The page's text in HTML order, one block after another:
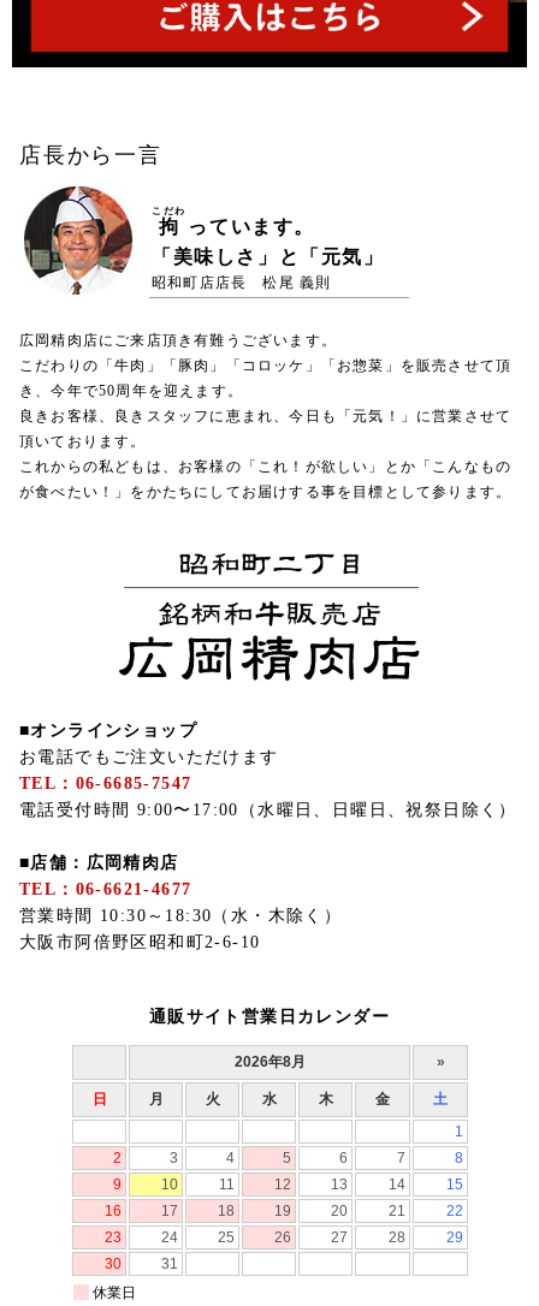
店長から一言
拘
こだわ
っています。
「美味しさ」と「元気」
昭和町店店長 松尾 義則
広岡精肉店にご来店頂き有難うございます。
こだわりの「牛肉」「豚肉」「コロッケ」「お惣菜」を販売させて頂
き、今年で50周年を迎えます。
良きお客様、良きスタッフに恵まれ、今日も「元気！」に営業させて
頂いております。
これからの私どもは、お客様の「これ！が欲しい」とか「こんなもの
が食べたい！」をかたちにしてお届けする事を目標として参ります。
■オンラインショップ
お電話でもご注文いただけます
TEL：06-6685-7547
電話受付時間 9:00〜17:00（水曜日、日曜日、祝祭日除く）
■店舗：広岡精肉店
TEL：06-6621-4677
営業時間 10:30～18:30（水・木除く）
大阪市阿倍野区昭和町2-6-10
通販サイト営業日カレンダー